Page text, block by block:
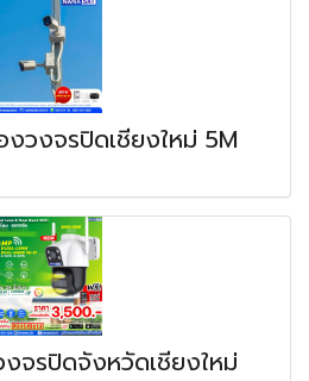
วงจรปิดเชียงใหม่ 5M
จรปิดจังหวัดเชียงใหม่